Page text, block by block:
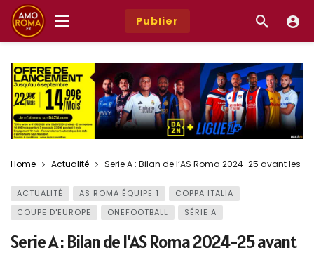
Publier
Home Actualité Serie A : Bilan de l’AS Roma 2024-25 avant les
ACTUALITÉ AS ROMA ÉQUIPE 1
COPPA ITALIA
COUPE D'EUROPE
ONEFOOTBALL SÉRIE A
Serie A : Bilan de l’AS Roma 2024-25 avant